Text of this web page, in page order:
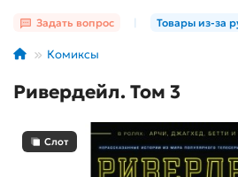
Задать вопрос Товары из-за
Комиксы
Ривердейл. Том 3
Слот